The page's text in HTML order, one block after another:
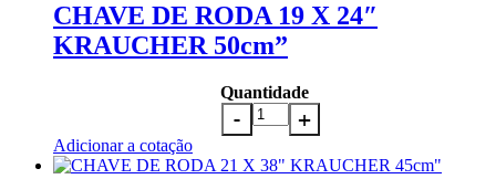
CHAVE DE RODA 19 X 24″
KRAUCHER 50cm”
Quantidade
Adicionar a cotação